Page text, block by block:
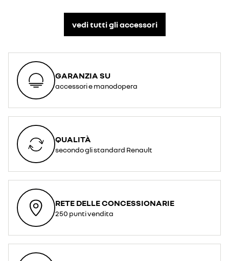
vedi tutti gli accessori​
GARANZIA SU
accessori e manodopera
QUALITÀ
secondo gli standard Renault
RETE DELLE CONCESSIONARIE
250 punti vendita